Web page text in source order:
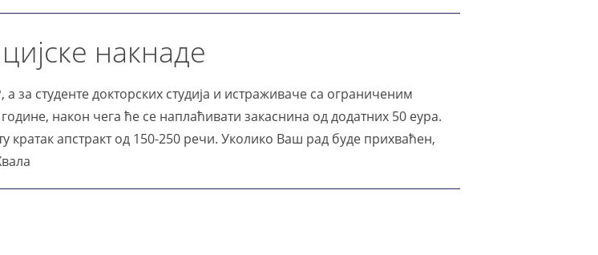
накнаде
за студенте докторских студија и истраживаче са ограниченим
након чега ће се наплаћивати закаснина од додатних 50 еура.
апстракт од 150-250 речи. Уколико Ваш рад буде прихваћен,